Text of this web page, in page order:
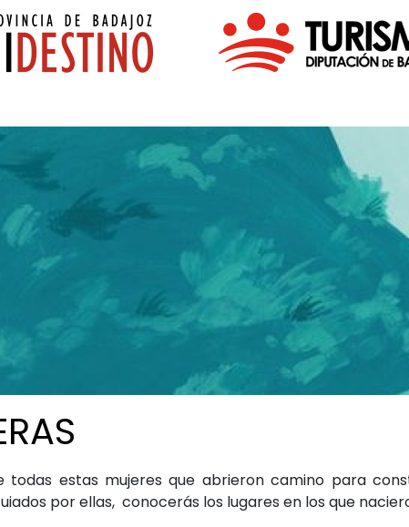
todas estas mujeres que abrieron camino para
por ellas, conocerás los lugares en los que